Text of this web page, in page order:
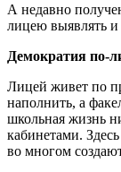
А недавно
лицею выявлять и
Демократия по-
Лицей живет по
наполнить, а
школьная жизнь
кабинетами.
во многом